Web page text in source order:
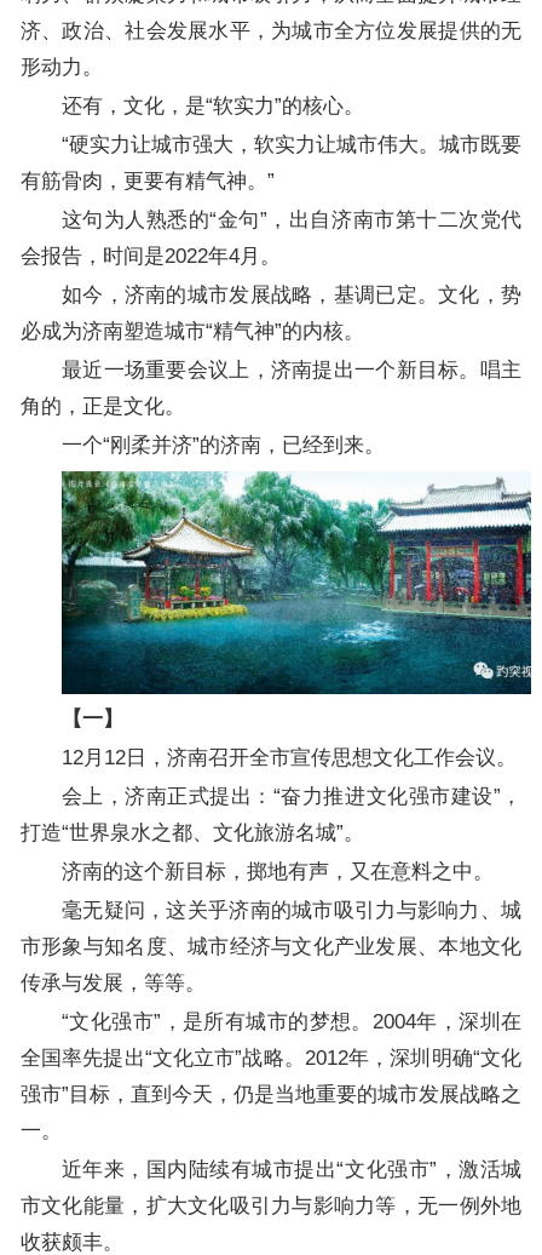
济、政治、社会发展水平，为城市全方位发展提供的无
形动力。
还有，文化，是“软实力”的核心。
“硬实力让城市强大，软实力让城市伟大。城市既要
有筋骨肉，更要有精气神。”
这句为人熟悉的“金句”，出自济南市第十二次党代
会报告，时间是2022年4月。
如今，济南的城市发展战略，基调已定。文化，势
必成为济南塑造城市“精气神”的内核。
最近一场重要会议上，济南提出一个新目标。唱主
角的，正是文化。
一个“刚柔并济”的济南，已经到来。
【一】
12月12日，济南召开全市宣传思想文化工作会议。
会上，济南正式提出：“奋力推进文化强市建设”，
打造“世界泉水之都、文化旅游名城”。
济南的这个新目标，掷地有声，又在意料之中。
毫无疑问，这关乎济南的城市吸引力与影响力、城
市形象与知名度、城市经济与文化产业发展、本地文化
传承与发展，等等。
“文化强市”，是所有城市的梦想。2004年，深圳在
全国率先提出“文化立市”战略。2012年，深圳明确“文化
强市”目标，直到今天，仍是当地重要的城市发展战略之
一。
近年来，国内陆续有城市提出“文化强市”，激活城
市文化能量，扩大文化吸引力与影响力等，无一例外地
收获颇丰。